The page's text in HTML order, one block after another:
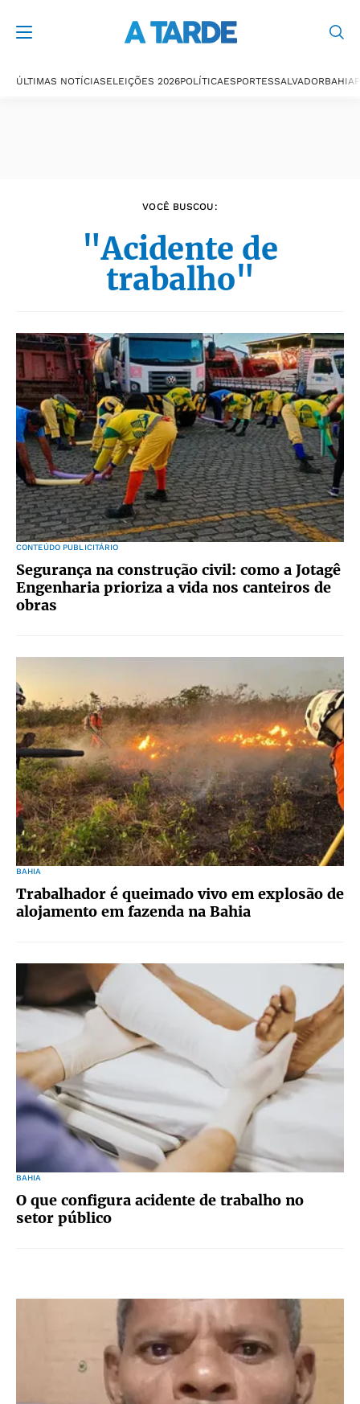
ÚLTIMAS NOTÍCIASELEIÇÕES 2026POLÍTICAESPORTESSALVADORBAHIA
VOCÊ BUSCOU:
"Acidente de
trabalho"
CONTEÚDO PUBLICITÁRIO
Segurança na construção civil: como a Jotagê
Engenharia prioriza a vida nos canteiros de
obras
BAHIA
Trabalhador é queimado vivo em explosão de
alojamento em fazenda na Bahia
BAHIA
O que configura acidente de trabalho no
setor público